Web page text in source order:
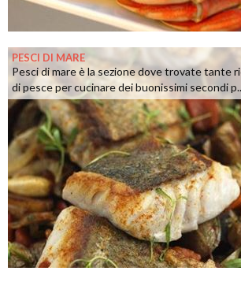
PESCI DI MARE
Pesci di mare è la sezione dove trovate tante
di pesce per cucinare dei buonissimi secondi